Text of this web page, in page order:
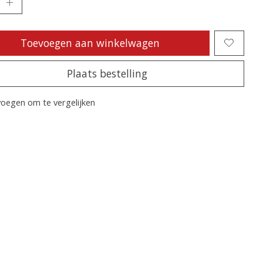
Toevoegen aan winkelwagen
Plaats bestelling
om te vergelijken